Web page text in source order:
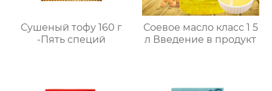
Сушеный тофу 160 г
-Пять специй
Соевое масло класс 1 5
л Введение в продукт